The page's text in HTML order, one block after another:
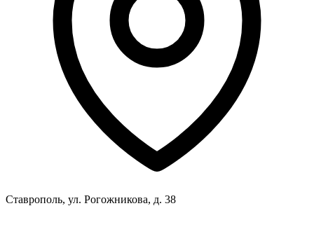
Ставрополь, ул. Рогожникова, д. 38